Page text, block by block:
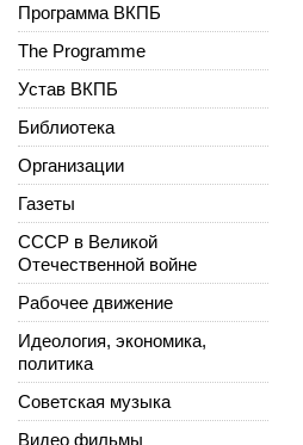
Программа ВКПБ
The Programme
Устав ВКПБ
Библиотека
Организации
Газеты
СССР в Великой
Отечественной войне
Рабочее движение
Идеология, экономика,
политика
Советская музыка
Видео фильмы